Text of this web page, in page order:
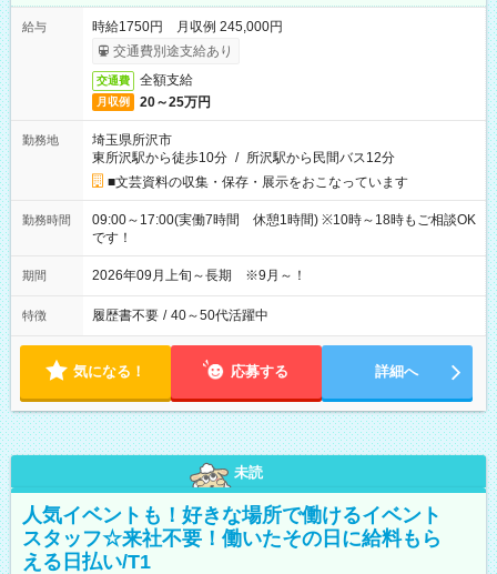
給与
時給1750円 月収例 245,000円
交通費別途支給あり
交通費 全額支給
月収例 20～25万円
勤務地
埼玉県所沢市
東所沢駅から徒歩10分 / 所沢駅から民間バス12分
■文芸資料の収集・保存・展示をおこなっています
勤務時間
09:00～17:00(実働7時間 休憩1時間) ※10時～18時もご相談OK
です！
期間 2026年09月上旬～長期 ※9月～！
特徴 履歴書不要 / 40～50代活躍中
気になる！ 応募する 詳細へ
未読
人気イベントも！好きな場所で働けるイベント
スタッフ☆来社不要！働いたその日に給料もら
える日払い/T1